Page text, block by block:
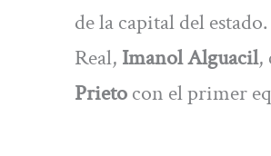
de la capital del
Real, Imanol Alguacil,
Prietocon el primer